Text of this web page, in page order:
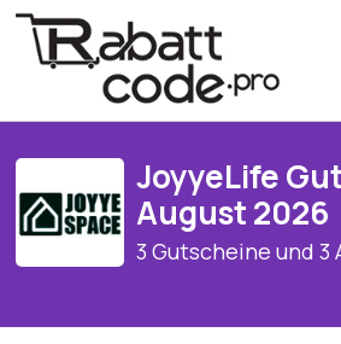
JoyyeLife
August 2026
3 Gutscheine und 3